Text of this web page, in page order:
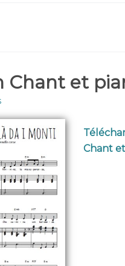
Chant et
Chant